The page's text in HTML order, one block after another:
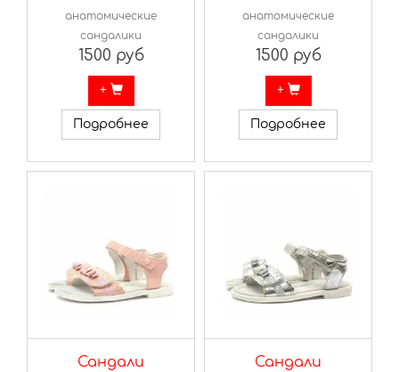
анатомические
сандалики
1500 руб
+
Подробнее
анатомические
сандалики
1500 руб
+
Подробнее
Сандали
Сандали